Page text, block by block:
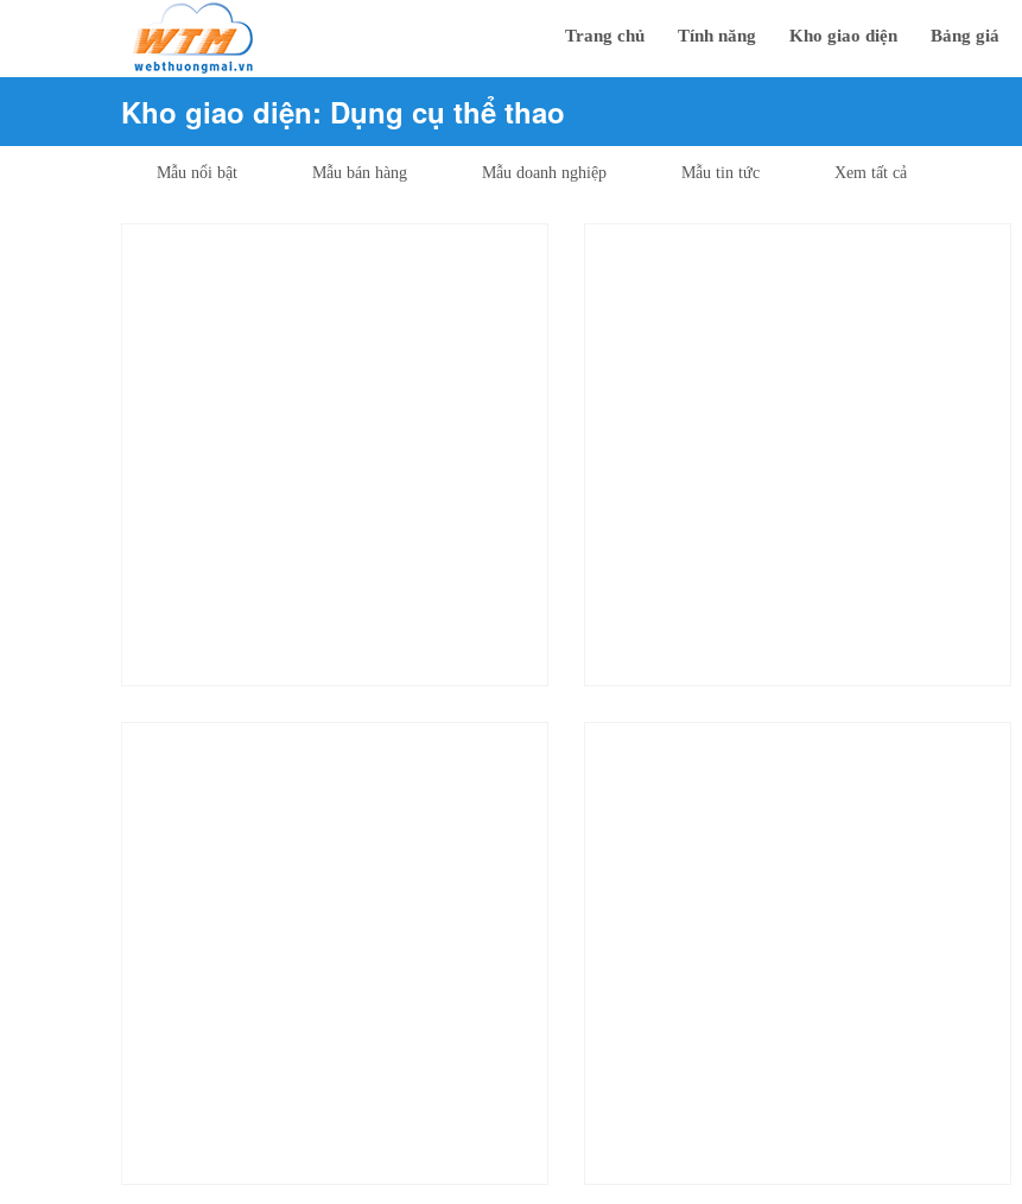
Trang chủ Tính năng Kho giao diện Bảng giá
Kho giao diện: Dụng cụ thể thao
Mẫu nổi bật Mẫu bán hàng Mẫu doanh nghiệp Mẫu tin tức Xem tất cả